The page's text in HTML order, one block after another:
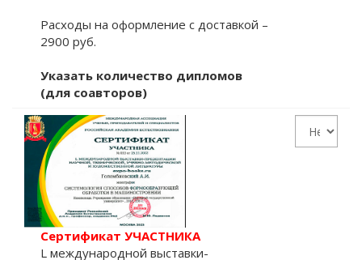
Расходы на оформление с доставкой –
2900 руб.
Указать количество дипломов
(для соавторов)
Сертификат УЧАСТНИКА
L международной выставки-